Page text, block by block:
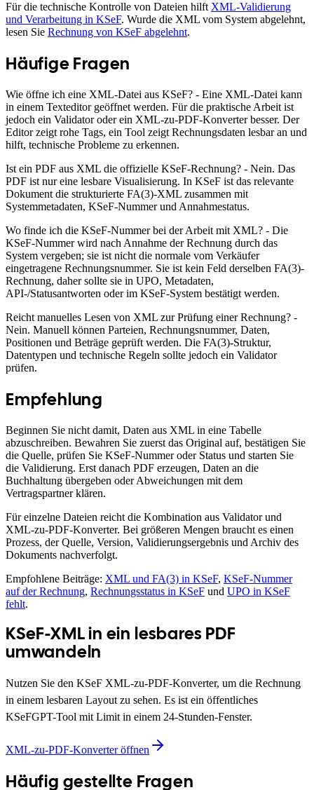
Für die technische Kontrolle von Dateien hilft XML-Validierung
und Verarbeitung in KSeF. Wurde die XML vom System abgelehnt,
lesen Sie Rechnung von KSeF abgelehnt.
Häufige Fragen
Wie öffne ich eine XML-Datei aus KSeF? - Eine XML-Datei kann
in einem Texteditor geöffnet werden. Für die praktische Arbeit ist
jedoch ein Validator oder ein XML-zu-PDF-Konverter besser. Der
Editor zeigt rohe Tags, ein Tool zeigt Rechnungsdaten lesbar an und
hilft, technische Probleme zu erkennen.
Ist ein PDF aus XML die offizielle KSeF-Rechnung? - Nein. Das
PDF ist nur eine lesbare Visualisierung. In KSeF ist das relevante
Dokument die strukturierte FA(3)-XML zusammen mit
Systemmetadaten, KSeF-Nummer und Annahmestatus.
Wo finde ich die KSeF-Nummer bei der Arbeit mit XML? - Die
KSeF-Nummer wird nach Annahme der Rechnung durch das
System vergeben; sie ist nicht die normale vom Verkäufer
eingetragene Rechnungsnummer. Sie ist kein Feld derselben FA(3)-
Rechnung, daher sollte sie in UPO, Metadaten,
API-/Statusantworten oder im KSeF-System bestätigt werden.
Reicht manuelles Lesen von XML zur Prüfung einer Rechnung? -
Nein. Manuell können Parteien, Rechnungsnummer, Daten,
Positionen und Beträge geprüft werden. Die FA(3)-Struktur,
Datentypen und technische Regeln sollte jedoch ein Validator
prüfen.
Empfehlung
Beginnen Sie nicht damit, Daten aus XML in eine Tabelle
abzuschreiben. Bewahren Sie zuerst das Original auf, bestätigen Sie
die Quelle, prüfen Sie KSeF-Nummer oder Status und starten Sie
die Validierung. Erst danach PDF erzeugen, Daten an die
Buchhaltung übergeben oder Abweichungen mit dem
Vertragspartner klären.
Für einzelne Dateien reicht die Kombination aus Validator und
XML-zu-PDF-Konverter. Bei größeren Mengen braucht es einen
Prozess, der Quelle, Version, Validierungsergebnis und Archiv des
Dokuments nachverfolgt.
Empfohlene Beiträge: XML und FA(3) in KSeF, KSeF-Nummer
auf der Rechnung, Rechnungsstatus in KSeF und UPO in KSeF
fehlt.
KSeF-XML in ein lesbares PDF
umwandeln
Nutzen Sie den KSeF XML-zu-PDF-Konverter, um die Rechnung
in einem lesbaren Layout zu sehen. Es ist ein öffentliches
KSeFGPT-Tool mit Limit in einem 24-Stunden-Fenster.
XML-zu-PDF-Konverter öffnen
Häufig gestellte Fragen